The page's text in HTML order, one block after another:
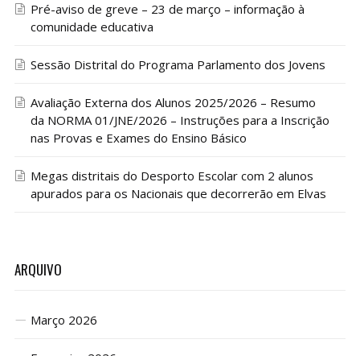
Pré-aviso de greve – 23 de março – informação à
comunidade educativa
Sessão Distrital do Programa Parlamento dos Jovens
Avaliação Externa dos Alunos 2025/2026 – Resumo
da NORMA 01/JNE/2026 – Instruções para a Inscrição
nas Provas e Exames do Ensino Básico
Megas distritais do Desporto Escolar com 2 alunos
apurados para os Nacionais que decorrerão em Elvas
ARQUIVO
Março 2026